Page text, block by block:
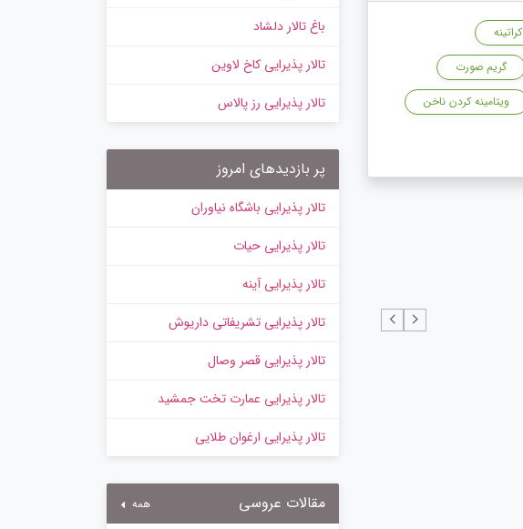
کراتینه
گریم صورت
ویتامینه کردن ناخن
باغ تالار دلشاد
تالار پذیرایی کاخ لاوین
تالار پذیرایی رز پالاس
پر بازدیدهای امروز
تالار پذیرایی باشگاه نیاوران
تالار پذیرایی حیات
تالار پذیرایی آینه
تالار پذیرایی تشریفاتی داریوش
تالار پذیرایی قصر وصال
تالار پذیرایی عمارت تخت جمشید
تالار پذیرایی ارغوان طلایی
مقالات عروسی همه